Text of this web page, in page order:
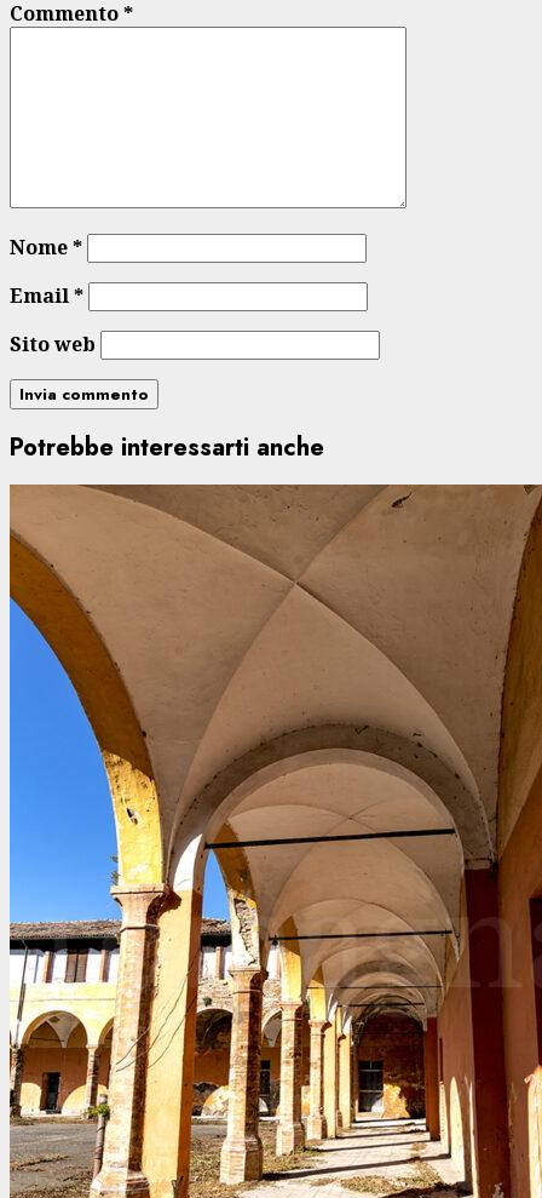
Commento*
Nome*
Email*
Sito web
Potrebbe interessarti anche